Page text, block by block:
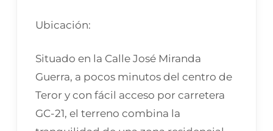
Ubicación:
Situado en la Calle José Miranda
Guerra, a pocos minutos del centro de
Teror y con fácil acceso por carretera
GC-21, el terreno combina la